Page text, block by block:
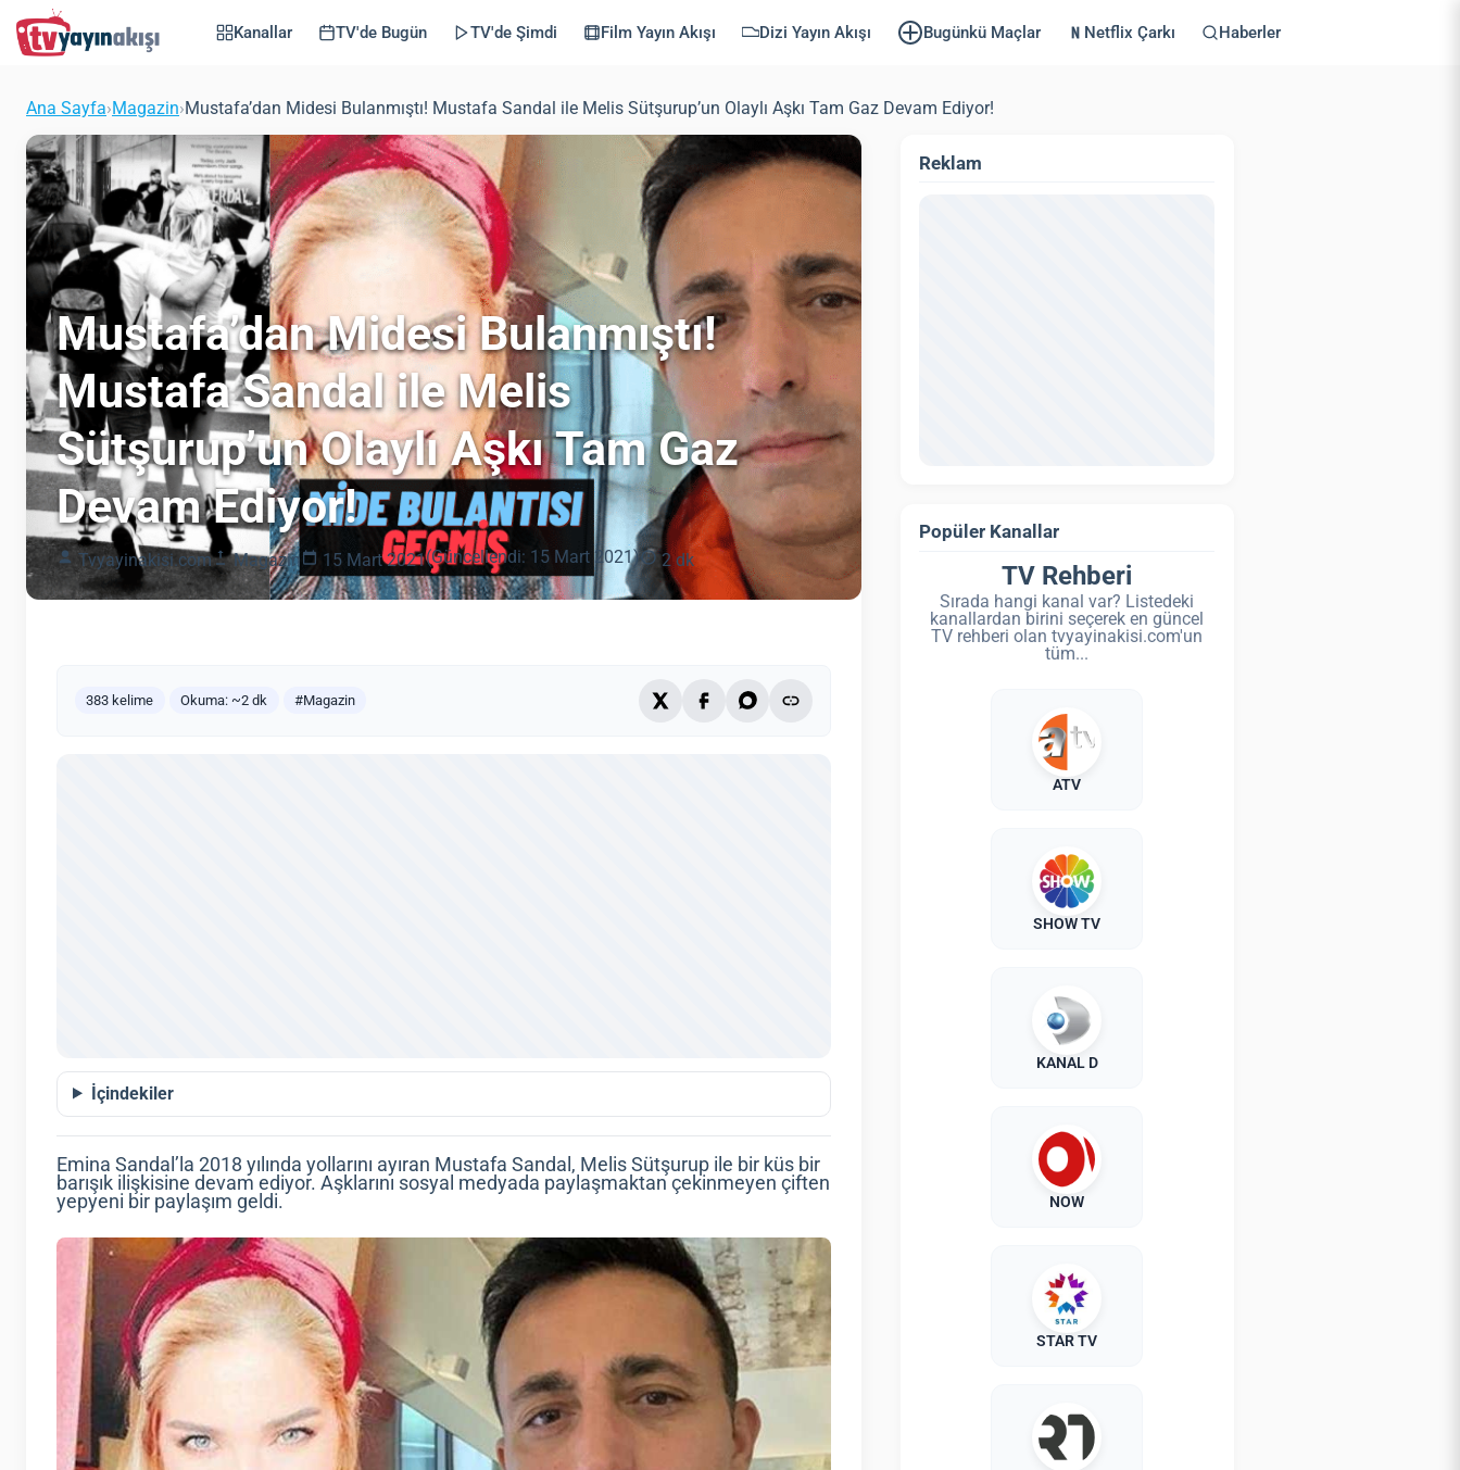
Kanallar TV'de Bugün TV'de Şimdi Film Yayın Akışı Dizi Yayın Akışı Bugünkü Maçlar Netflix Çarkı Haberler
Ana Sayfa›Magazin›Mustafa’dan Midesi Bulanmıştı! Mustafa Sandal ile Melis Sütşurup’un Olaylı Aşkı Tam Gaz Devam Ediyor!
Mustafa’dan Midesi Bulanmıştı!
Mustafa Sandal ile Melis
Sütşurup’un Olaylı Aşkı Tam Gaz
Devam Ediyor!
Tvyayinakisi.com Magazin 15 Mart 2021(Güncellendi: 15 Mart 2021) 2 dk
383 kelime Okuma: ~2 dk #Magazin
İçindekiler
Emina Sandal’la 2018 yılında yollarını ayıran Mustafa Sandal, Melis Sütşurup ile bir küs bir
barışık ilişkisine devam ediyor. Aşklarını sosyal medyada paylaşmaktan çekinmeyen çiften
yepyeni bir paylaşım geldi.
Reklam
Popüler Kanallar
TV Rehberi
Sırada hangi kanal var? Listedeki
kanallardan birini seçerek en güncel
TV rehberi olan tvyayinakisi.com'un
tüm...
ATV
SHOW TV
KANAL D
NOW
STAR TV